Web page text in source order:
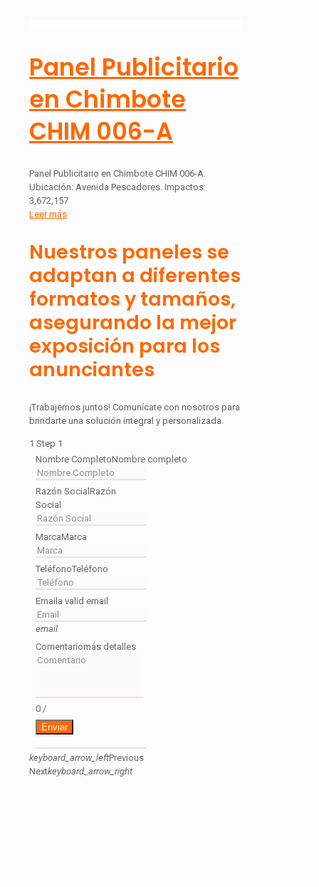
Panel Publicitario
en Chimbote
CHIM 006-A
Panel Publicitario en Chimbote CHIM 006-A.
Ubicación: Avenida Pescadores. Impactos:
3,672,157
Leer más
Nuestros paneles se
adaptan a diferentes
formatos y tamaños,
asegurando la mejor
exposición para los
anunciantes
¡Trabajemos juntos! Comunícate con nosotros para
brindarte una solución integral y personalizada.
1 Step 1
Nombre CompletoNombre completo
Razón Social Razón
Social
MarcaMarca
TeléfonoTeléfono
Email a valid email
email
Comentariomás detalles
0 /
Enviar
keyboard_arrow_leftPrevious
Nextkeyboard_arrow_right